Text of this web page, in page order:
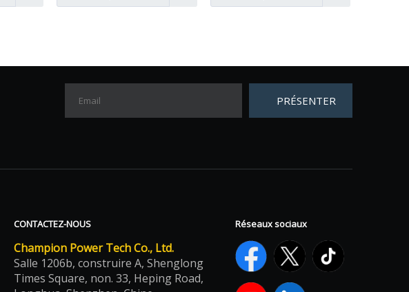
PRÉSENTER
CONTACTEZ-NOUS
Champion Power Tech Co., Ltd.
Salle 1206b, construire A, Shenglong
Times Square, non. 33, Heping Road,
Réseaux sociaux